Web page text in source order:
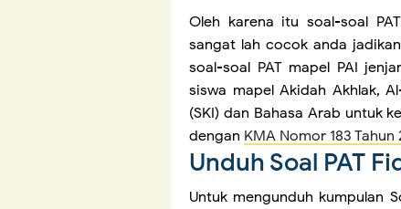
Oleh karena itu soal-soal
sangat lah cocok anda
soal-soal PAT mapel PAI
siswa mapel Akidah Akhlak,
(SKI) dan Bahasa Arab untuk
dengan KMA Nomor 183 Tahun
Unduh Soal PAT
Untuk mengunduh kumpulan